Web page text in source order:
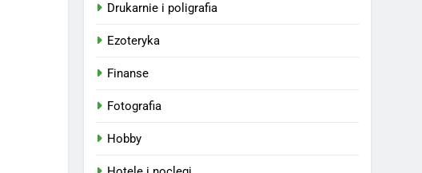
Drukarnie i poligrafia
Ezoteryka
Finanse
Fotografia
Hobby